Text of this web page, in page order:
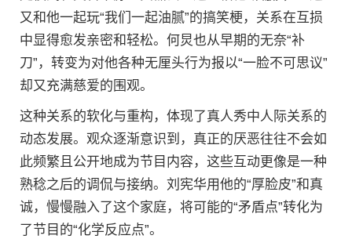
又和他一起玩“我们一起油腻”的搞笑梗，关系在互损
中显得愈发亲密和轻松。何炅也从早期的无奈“补
刀”，转变为对他各种无厘头行为报以“一脸不可思议”
却又充满慈爱的围观。
这种关系的软化与重构，体现了真人秀中人际关系的
动态发展。观众逐渐意识到，真正的厌恶往往不会如
此频繁且公开地成为节目内容，这些互动更像是一种
熟稔之后的调侃与接纳。刘宪华用他的“厚脸皮”和真
诚，慢慢融入了这个家庭，将可能的“矛盾点”转化为
了节目的“化学反应点”。